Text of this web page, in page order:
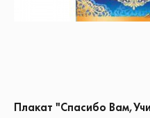
Плакат "Спасибо